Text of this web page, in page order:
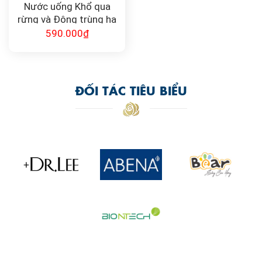
Nước uống Khổ qua
rừng và Đông trùng hạ
thảo MORE
590.000₫
ĐỐI TÁC TIÊU BIỂU